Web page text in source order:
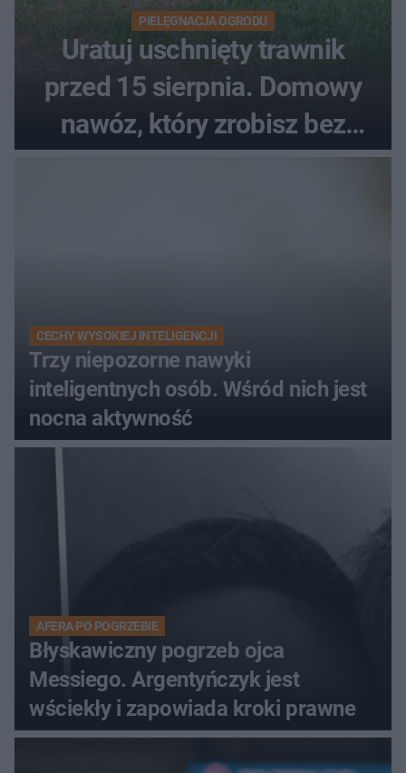
PIELĘGNACJA OGRODU
Uratuj uschnięty trawnik
przed 15 sierpnia. Domowy
nawóz, który zrobisz bez
CECHY WYSOKIEJ INTELIGENCJI
Trzy niepozorne nawyki
inteligentnych osób. Wśród nich jest
nocna aktywność
AFERA PO POGRZEBIE
Błyskawiczny pogrzeb ojca
Messiego. Argentyńczyk jest
wściekły i zapowiada kroki prawne